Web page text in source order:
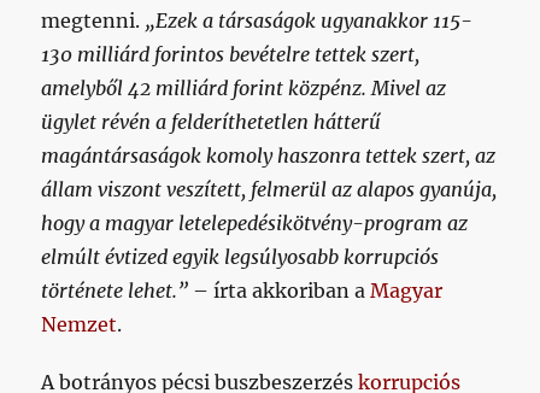
megtenni. „Ezek a társaságok ugyanakkor 115-
130 milliárd forintos bevételre tettek szert,
amelyből 42 milliárd forint közpénz. Mivel az
ügylet révén a felderíthetetlen hátterű
magántársaságok komoly haszonra tettek szert, az
állam viszont veszített, felmerül az alapos gyanúja,
hogy a magyar letelepedésikötvény-program az
elmúlt évtized egyik legsúlyosabb korrupciós
története lehet.” – írta akkoriban aMagyar
Nemzet.
A botrányos pécsi buszbeszerzéskorrupciós